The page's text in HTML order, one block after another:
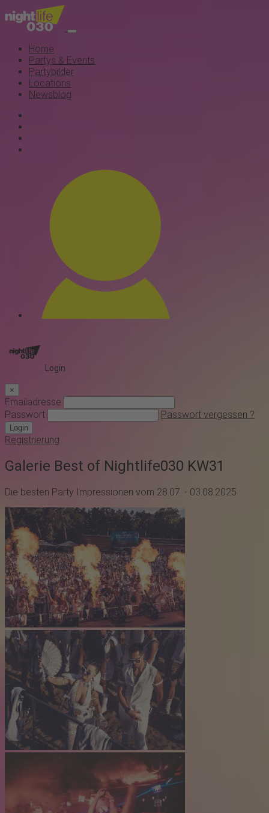
Home
Partys & Events
Partybilder
Locations
Newsblog
Login
×
Emailadresse
Passwort
Passwort vergessen ?
Login
Registrierung
Galerie Best of Nightlife030 KW31
Die besten Party Impressionen vom 28.07. - 03.08.2025